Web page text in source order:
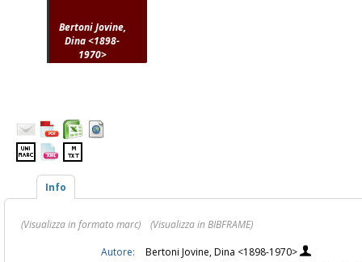
Bertoni Jovine,
Dina <1898-
1970>
Info
(Visualizza in formato marc)
(Visualizza in BIBFRAME)
Autore:
Bertoni Jovine, Dina <1898-1970>